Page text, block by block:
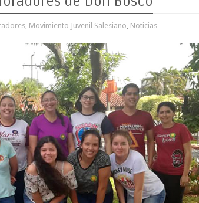
, Movimiento Juvenil Salesiano, Noticias